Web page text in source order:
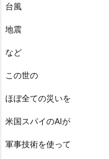
台風
地震
など
この世の
ほぼ全ての災いを
米国スパイのAIが
軍事技術を使って